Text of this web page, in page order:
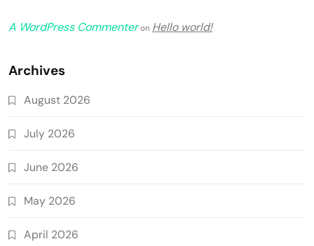
A WordPress Commenteron Hello world!
Archives
August 2026
July 2026
June 2026
May 2026
April 2026